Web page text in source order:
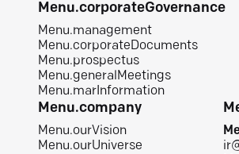
Menu.corporateGovernance
Menu.management
Menu.corporateDocuments
Menu.prospectus
Menu.generalMeetings
Menu.marInformation
Menu.company
Menu.ourVision
Menu.ourUniverse